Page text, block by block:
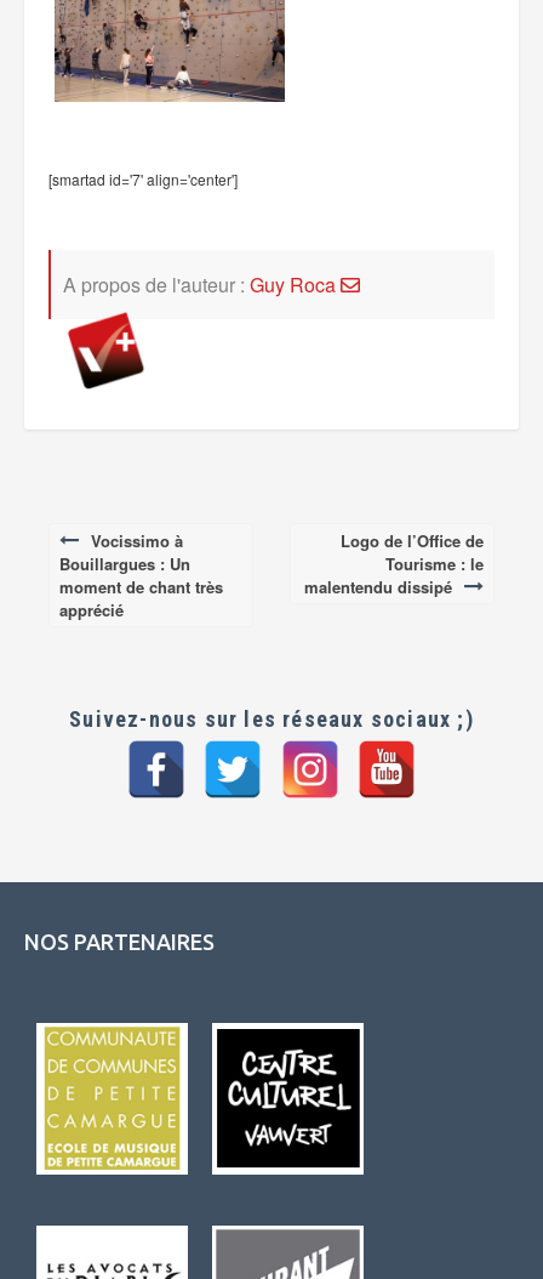
[smartad id='7' align='center']
A propos de l'auteur : Guy Roca
Post
navigation
Vocissimo à
Bouillargues : Un
moment de chant très
apprécié
Logo de l’Office de
Tourisme : le
malentendu dissipé
Suivez-nous sur les réseaux sociaux ;)
NOS PARTENAIRES